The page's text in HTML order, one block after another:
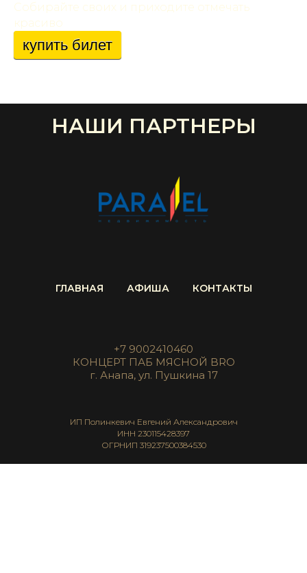
Собирайте своих и приходите отмечать
красиво
купить билет
НАШИ ПАРТНЕРЫ
ГЛАВНАЯ АФИША КОНТАКТЫ
+7 9002410460
КОНЦЕРТ ПАБ МЯСНОЙ BRO
г. Анапа, ул. Пушкина 17
ИП Полинкевич Евгений Александрович
ИНН 230115428397
ОГРНИП 319237500384530